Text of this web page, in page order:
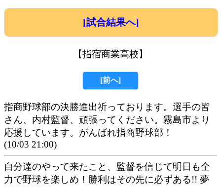
[試合結果へ]
【指宿商業高校】
[前へ]
指商野球部の決勝進出祈っております。選手の皆
さん、内村監督、頑張ってください。霧島市より
応援しています。がんばれ指商野球部！
(10/03 21:00)
自分達のやって来たこと、監督を信じて明日も全
力で野球を楽しめ！勝利はその先に必ずある!! 夢